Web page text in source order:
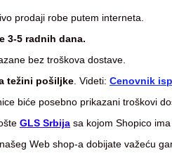
prodaji robe putem interneta.
3-5 radnih dana.
bez troškova dostave.
težini pošiljke . Videti: Cenovnik
biće posebno prikazani troškovi
GLS Srbija sa kojom Shopico
Web shop-a dobijate važeću